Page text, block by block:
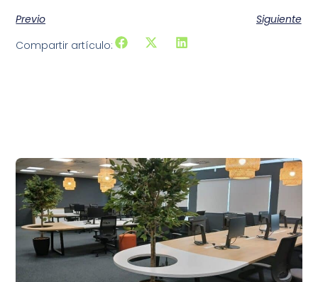
Previo
Siguiente
Compartir artículo:
Artículos recientes